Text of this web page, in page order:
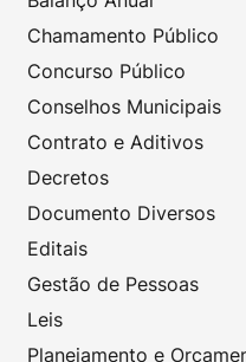
Chamamento Público
Concurso Público
Conselhos Municipais
Contrato e Aditivos
Decretos
Documento Diversos
Editais
Gestão de Pessoas
Leis
Planejamento e